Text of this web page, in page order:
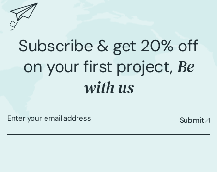
Subscribe & get 20% off
on your first project, Be
with us
Submit